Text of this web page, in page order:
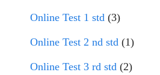
Online Test 1 std (3)
Online Test 2 nd std (1)
Online Test 3 rd std (2)